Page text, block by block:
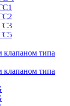
клапаном типа
клапаном типа